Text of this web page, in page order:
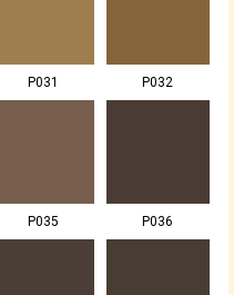
P031 P032
P035 P036